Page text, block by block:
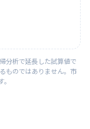
分析で延長した試算値で
ものではありません。市